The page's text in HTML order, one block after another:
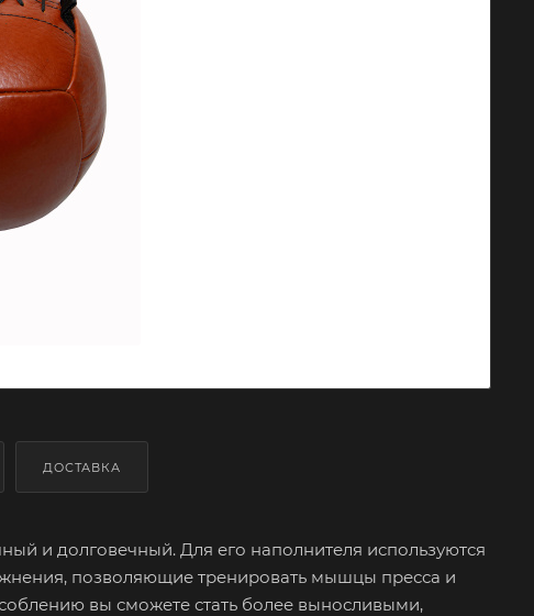
ДОСТАВКА
и долговечный. Для его наполнителя используются
позволяющие тренировать мышцы пресса и
вы сможете стать более выносливыми,